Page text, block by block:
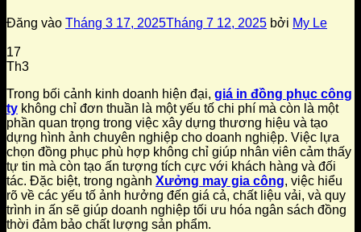
Đăng vào Tháng 3 17, 2025Tháng 7 12, 2025 bởi My Le
17
Th3
Trong bối cảnh kinh doanh hiện đại, giá in đồng phục công
ty không chỉ đơn thuần là một yếu tố chi phí mà còn là một
phần quan trọng trong việc xây dựng thương hiệu và tạo
dựng hình ảnh chuyên nghiệp cho doanh nghiệp. Việc lựa
chọn đồng phục phù hợp không chỉ giúp nhân viên cảm thấy
tự tin mà còn tạo ấn tượng tích cực với khách hàng và đối
tác. Đặc biệt, trong ngành Xưởng may gia công, việc hiểu
rõ về các yếu tố ảnh hưởng đến giá cả, chất liệu vải, và quy
trình in ấn sẽ giúp doanh nghiệp tối ưu hóa ngân sách đồng
thời đảm bảo chất lượng sản phẩm.